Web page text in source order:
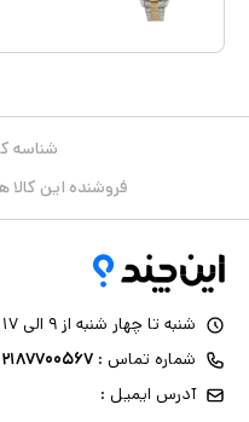
شناسه
فروشنده این
شنبه تا چهار شنبه از ۹ الی ۱۷ ، پنج شنبه ۹ الی ۱۳
شماره تماس :
آدرس ایمیل :